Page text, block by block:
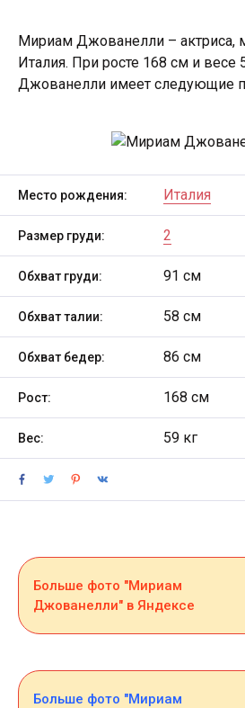
Мириам Джованелли – актриса,
Италия. При росте 168 см и весе
Джованелли имеет следующие
Место рождения: Италия
Размер груди: 2
Обхват груди: 91 см
Обхват талии: 58 см
Обхват бедер: 86 см
Рост: 168 см
Вес: 59 кг
Больше фото "Мириам
Джованелли" в Яндексе
Больше фото "Мириам